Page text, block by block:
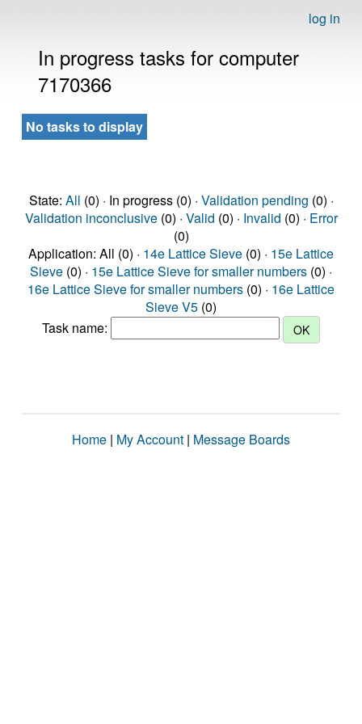
log in
In progress tasks for computer
7170366
No tasks to display
State: All (0) · In progress (0) · Validation pending (0) ·
Validation inconclusive(0) · Valid (0) · Invalid (0) · Error
(0)
Application: All (0) · 14e Lattice Sieve (0) · 15e Lattice
Sieve (0) · 15e Lattice Sieve for smaller numbers (0) ·
16e Lattice Sieve for smaller numbers (0) · 16e Lattice
Sieve V5 (0)
Task name:
Home | My Account | Message Boards